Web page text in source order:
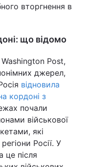
вторгнення в
що відомо
Post,
джерел,
відновила
кордоні з
почали
військової
які
Росії. У
це після